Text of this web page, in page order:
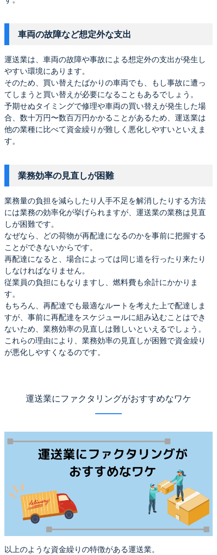
車両の故障など想定外な支出
運送業は、車両の故障や事故による想定外の支出が発生し
やすい環境にあります。
そのため、買い替えたばかりの車両でも、もし事故に遭っ
てしまうと買い替えが必要になることもあるでしょう。
予期せぬタイミングで修理や車両の買い替えが発生した場
合、数十万円〜数百万円かかることがあるため、運送業は
他の業種に比べて資金繰りが難しく悪化しやすいといえま
す。
業務効率の見直しが困難
業務量の負担を減らしたり人手不足を解消したりする方法
には業務の効率化が挙げられますが、運送業の業務は見直
しが困難です。
なぜなら、どの荷物が再配達になるのかを事前に把握する
ことができないからです。
再配達になると、場合によっては同じ道を行ったり来たり
しなければなりません。
従業員の負担にもなりますし、燃料費も余計にかかりま
す。
もちろん、再配達でも最適なルートを考えた上で配達しま
すが、事前に再配達をスケジュールに組み込むことはでき
ないため、業務効率の見直しは難しいといえるでしょう。
これらの理由により、業務効率の見直しが困難で資金繰り
が悪化しやすくなるのです。
運送業にファクタリングがおすすめなワケ
以上のような資金繰りの特徴がある運送業。